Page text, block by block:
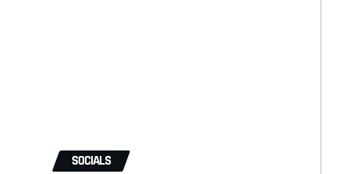
SOCIALS